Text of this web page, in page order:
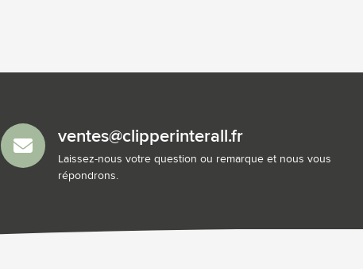
ventes@clipperinterall.fr
Laissez-nous votre question ou remarque et nous vous
répondrons.